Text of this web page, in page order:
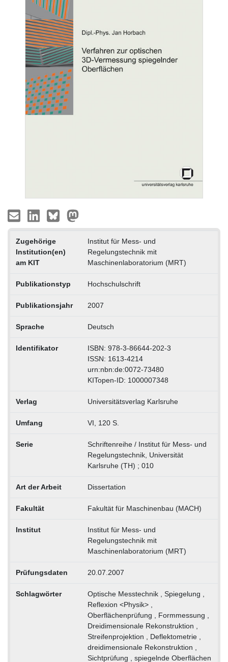
Zugehörige
Institution(en)
am KIT
Institut für Mess- und
Regelungstechnik mit
Maschinenlaboratorium (MRT)
Publikationstyp Hochschulschrift
Publikationsjahr 2007
Sprache Deutsch
Identifikator
ISBN: 978-3-86644-202-3
ISSN: 1613-4214
urn:nbn:de:0072-73480
KITopen-ID: 1000007348
Verlag Universitätsverlag Karlsruhe
Umfang VI, 120 S.
Serie
Schriftenreihe / Institut für Mess- und
Regelungstechnik, Universität
Karlsruhe (TH) ; 010
Art der Arbeit Dissertation
Fakultät Fakultät für Maschinenbau (MACH)
Institut
Institut für Mess- und
Regelungstechnik mit
Maschinenlaboratorium (MRT)
Prüfungsdaten 20.07.2007
Schlagwörter
Optische Messtechnik , Spiegelung ,
Reflexion <Physik> ,
Oberflächenprüfung , Formmessung ,
Dreidimensionale Rekonstruktion ,
Streifenprojektion , Deflektometrie ,
dreidimensionale Rekonstruktion ,
Sichtprüfung , spiegelnde Oberflächen